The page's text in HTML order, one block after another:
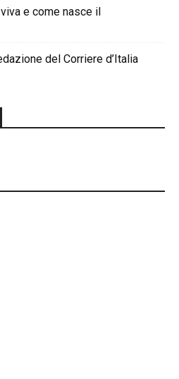
e come nasce il
del Corriere d’Italia